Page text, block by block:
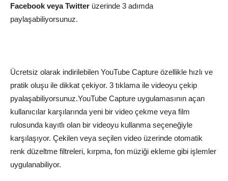
Facebook veya Twitter üzerinde 3 adımda
paylaşabiliyorsunuz.
Ücretsiz olarak indirilebilen YouTube Capture özellikle hızlı ve
pratik oluşu ile dikkat çekiyor. 3 tıklama ile videoyu çekip
pyalaşabiliyorsunuz.YouTube Capture uygulamasının açan
kullanıcılar karşılarında yeni bir video çekme veya film
rulosunda kayıtlı olan bir videoyu kullanma seçeneğiyle
karşılaşıyor. Çekilen veya seçilen video üzerinde otomatik
renk düzeltme filtreleri, kırpma, fon müziği ekleme gibi işlemler
uygulanabiliyor.